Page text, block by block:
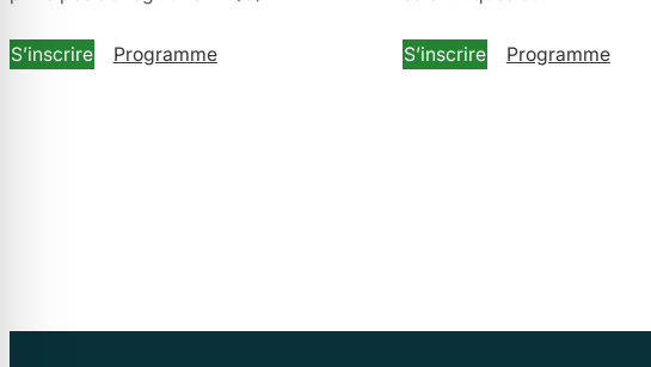
S’inscrire Programme S’inscrire Programme